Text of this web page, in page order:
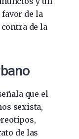
de la
de la
que el
sexista,
de las